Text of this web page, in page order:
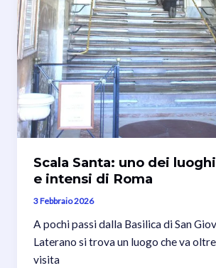
Scala Santa: uno dei
e intensi di Roma
3 Febbraio 2026
A pochi passi dalla Basilica di San
Laterano si trova un luogo che va
visita